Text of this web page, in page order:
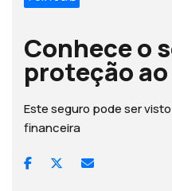
Conhece o
proteção
Este seguro pode ser
financeira